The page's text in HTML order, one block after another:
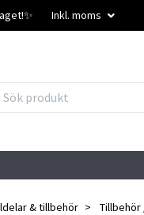
Inkl. moms
& tillbehör